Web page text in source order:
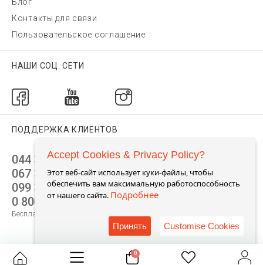
Блог
Контакты для связи
Пользовательское соглашение
НАШИ СОЦ. СЕТИ
ПОДДЕРЖКА КЛИЕНТОВ
044 392 44 45
067 344 14 44 (viber)
099 399 23 80
0 800 305 805
Бесплатно по Украине
0
Accept Cookies & Privacy Policy?
Этот веб-сайт использует куки-файлы, чтобы
обеспечить вам максимальную работоспособность
от нашего сайта. Подробнее
Принять Customise Cookies